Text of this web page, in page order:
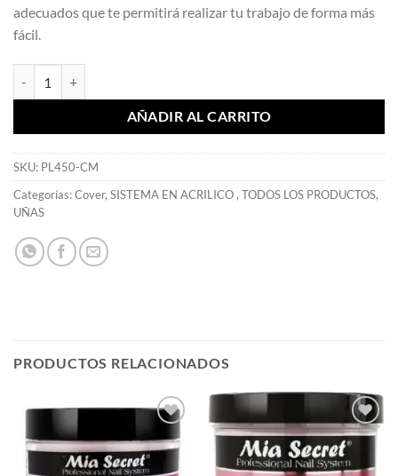
adecuados que te permitirá realizar tu trabajo de forma más
fácil.
AÑADIR AL CARRITO
SKU: PL450-CM
Categorías:Cover, SISTEMA EN ACRILICO, TODOS LOS PRODUCTOS,
UÑAS
PRODUCTOS RELACIONADOS
Añadir
a la
lista de
deseos
Añadir
lista de
deseos